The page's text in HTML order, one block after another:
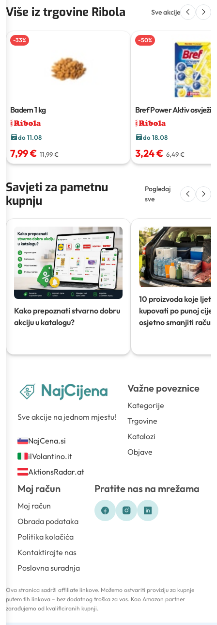
Više iz trgovine Ribola Sve akcije
-33%
Badem1 kg
do 11.08
7,99 € 11,99 €
-50%
Bref Power Aktiv
školjke
3x50 g
do 18.08
3,24 € 6,49 €
Savjeti za pametnu
kupnju
Pogledaj
sve
Kako prepoznati stvarno dobru
akciju u katalogu?
10 proizvoda koje ljeti
kupovati po punoj
osjetno smanjiti račun)
Sve akcije na jednom mjestu!
NajCena.si
ilVolantino.it
AktionsRadar.at
Važne poveznice
Kategorije
Trgovine
Katalozi
Objave
Moj račun
Moj račun
Obrada podataka
Politika kolačića
Kontaktirajte nas
Poslovna suradnja
Pratite nas na mrežama
Ova stranica sadrži affiliate linkove. Možemo ostvariti proviziju za kupnje
putem tih linkova – bez dodatnog troška za vas. Kao Amazon partner
zarađujemo od kvalificiranih kupnji.